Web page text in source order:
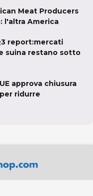
Meat Producers
l'altra America
report:mercati
suina restano sotto
approva chiusura
ridurre